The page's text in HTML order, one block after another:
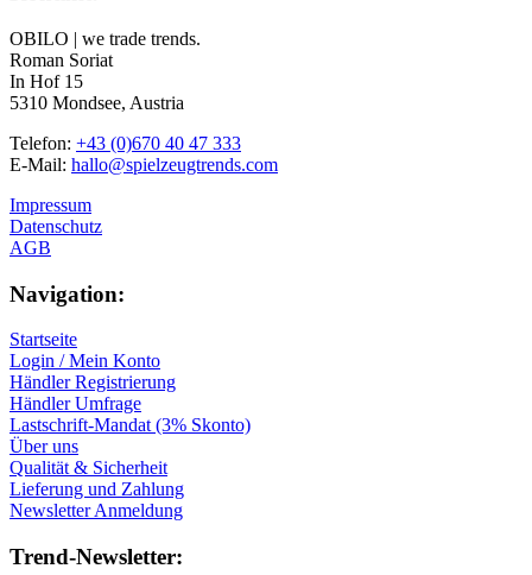
OBILO | we trade trends.
Roman Soriat
In Hof 15
5310 Mondsee, Austria
Telefon: +43 (0)670 40 47 333
E-Mail: hallo@spielzeugtrends.com
Impressum
Datenschutz
AGB
Navigation:
Startseite
Login / Mein Konto
Händler Registrierung
Händler Umfrage
Lastschrift-Mandat (3% Skonto)
Über uns
Qualität & Sicherheit
Lieferung und Zahlung
Newsletter Anmeldung
Trend-Newsletter: